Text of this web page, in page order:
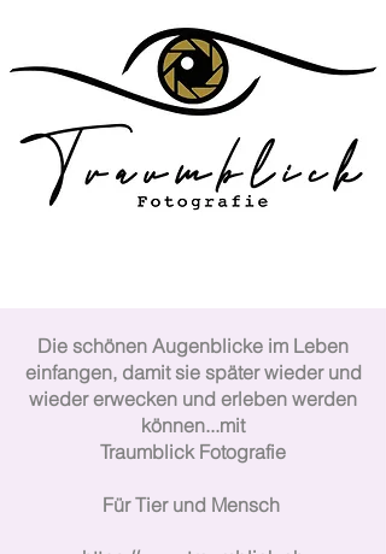
Die schönen Augenblicke im Leben
einfangen, damit sie später wieder und
wieder erwecken und erleben werden
können...mit
Traumblick Fotografie
Für Tier und Mensch